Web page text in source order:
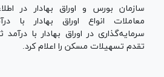
سازمان بورس و اوراق بهادار در
معاملات انواع اوراق بهادار با
سرمایه‌گذاری در اوراق بهادار با
تقدم تسهیلات مسکن را اعلام کرد.